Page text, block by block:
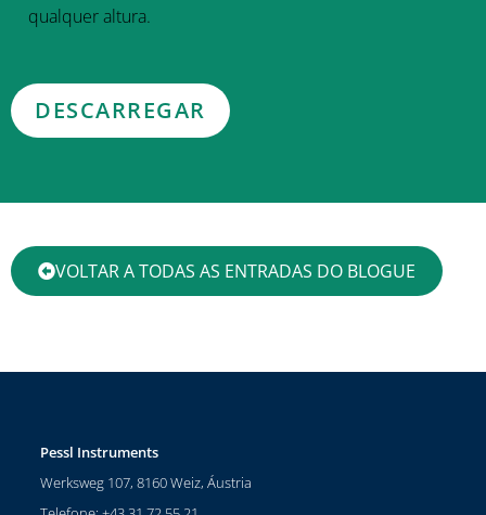
qualquer altura.
VOLTAR A TODAS AS ENTRADAS DO BLOGUE
Pessl Instruments
Werksweg 107, 8160 Weiz, Áustria